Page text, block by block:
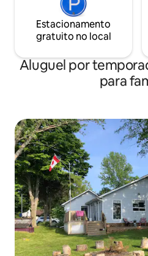
Estacionamento
gratuito no local
Aluguel por
para